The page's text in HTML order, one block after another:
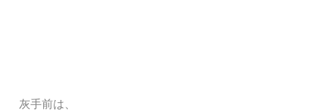
灰手前は、